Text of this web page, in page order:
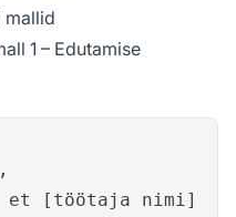
mallid
1 – Edutamise
et [töötaja nimi]